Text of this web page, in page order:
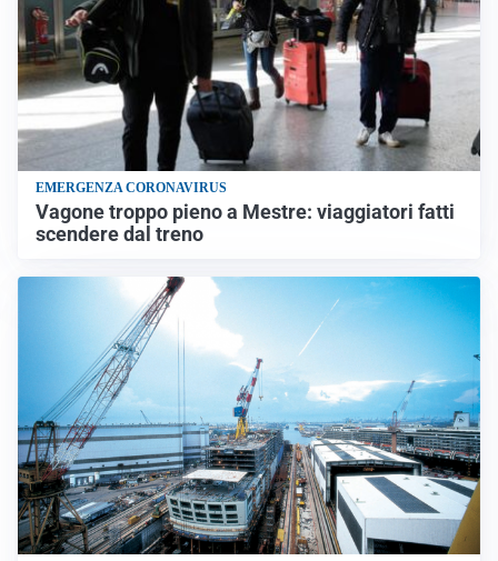
EMERGENZA CORONAVIRUS
Vagone troppo pieno a Mestre: viaggiatori fatti
scendere dal treno